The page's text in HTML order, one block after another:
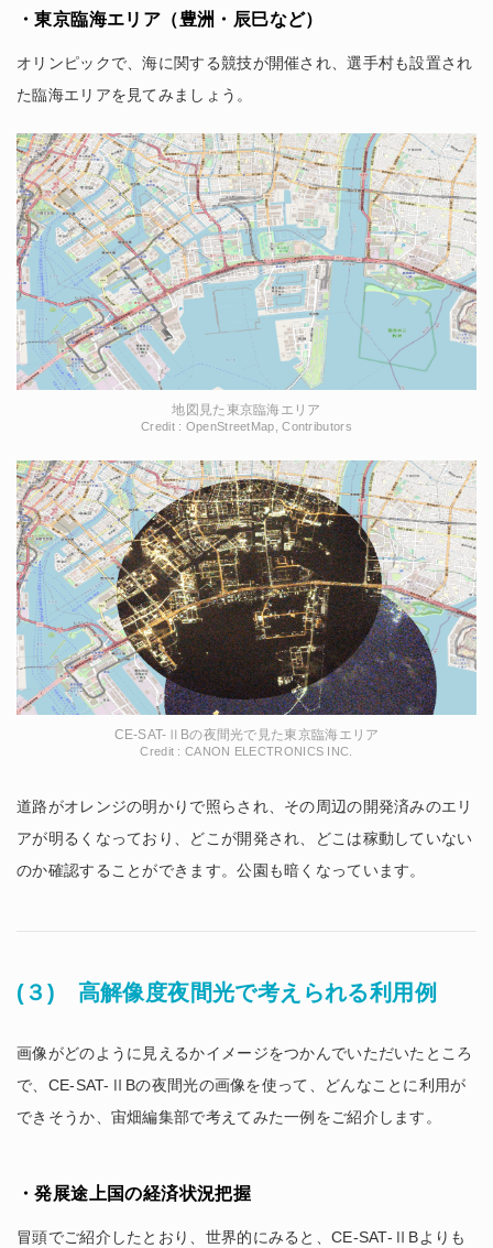
・東京臨海エリア（豊洲・辰巳など）
オリンピックで、海に関する競技が開催され、選手村も設置され
た臨海エリアを見てみましょう。
地図見た東京臨海エリア
Credit : OpenStreetMap, Contributors
CE-SAT-ⅡBの夜間光で見た東京臨海エリア
Credit : CANON ELECTRONICS INC.
道路がオレンジの明かりで照らされ、その周辺の開発済みのエリ
アが明るくなっており、どこが開発され、どこは稼動していない
のか確認することができます。公園も暗くなっています。
(３) 高解像度夜間光で考えられる利用例
画像がどのように見えるかイメージをつかんでいただいたところ
で、CE-SAT-ⅡBの夜間光の画像を使って、どんなことに利用が
できそうか、宙畑編集部で考えてみた一例をご紹介します。
・発展途上国の経済状況把握
冒頭でご紹介したとおり、世界的にみると、CE-SAT-ⅡBよりも